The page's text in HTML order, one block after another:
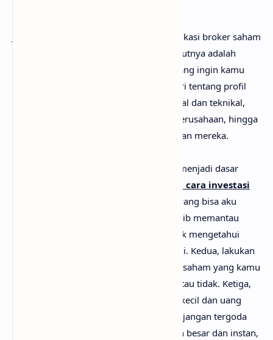
Jika kamu sudah sudah mendaftar di aplikasi broker saham
maka hal yang bisa kamu lakukan selanjutnya adalah
melakukan riset terhadap perusahaan yang ingin kamu
beli saham nya. Kamu dapat mempelajari tentang profil
perusahaan, lakukan analisis fundamental dan teknikal,
keuntungan atau laba yang dihasilkan perusahaan, hingga
kondisi ekonomi atau kesehatan keuangan mereka.
Baik, 5 langkah di atas setidak nya bisa menjadi dasar
bagaimana cara investasi
, bukan? Ada beberapa saran yang bisa aku
berikan untuk kamu. Pertama, kamu wajib memantau
portofolio saham yang kamu miliki untuk mengetahui
pergerakan saham yang sudah kamu beli. Kedua, lakukan
evaluasi terhadap portofolio mu apakah saham yang kamu
miliki cukup baik untuk dipertahankan atau tidak. Ketiga,
disarankan untuk menggunakan modal kecil dan uang
dingin. Dan keempat atau yang terakhir, jangan tergoda
dengan iming-iming margin keuntungan besar dan instan,